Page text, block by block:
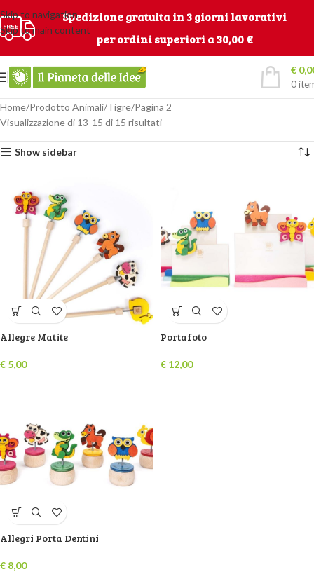
Skip to navigation
Skip to main content
Spedizione gratuita in 3 giorni lavorativi
per ordini superiori a 30,00 €
0
€
Home Prodotto Animali Tigre Pagina 2
Visualizzazione di 13-15 di 15 risultati
Show sidebar
Allegre Matite
€ 5,00
Portafoto
€ 12,00
Allegri Porta Dentini
€ 8,00